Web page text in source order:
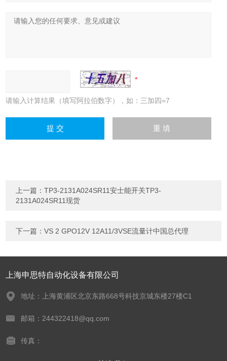
请输入计算结果（填写阿拉伯数字），如：三加四=7
上一篇：TP3-2131A024SR11安士能开关TP3-
2131A024SR11现货
下一篇：VS 2 GPO12V 12A11/3VSE流量计中国总代理
上海申思特自动化设备有限公司
地址：上海黄浦区北京东路668号科技京城东楼27楼C1
邮箱：244322418@qq.com
传真：